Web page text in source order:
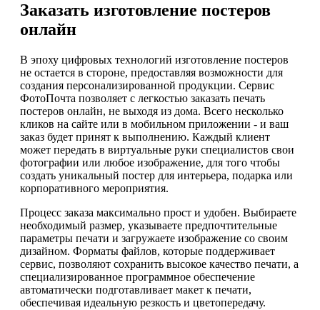
Заказать изготовление постеров
онлайн
В эпоху цифровых технологий изготовление постеров
не остается в стороне, предоставляя возможности для
создания персонализированной продукции. Сервис
ФотоПочта позволяет с легкостью заказать печать
постеров онлайн, не выходя из дома. Всего несколько
кликов на сайте или в мобильном приложении - и ваш
заказ будет принят к выполнению. Каждый клиент
может передать в виртуальные руки специалистов свои
фотографии или любое изображение, для того чтобы
создать уникальный постер для интерьера, подарка или
корпоративного мероприятия.
Процесс заказа максимально прост и удобен. Выбираете
необходимый размер, указываете предпочтительные
параметры печати и загружаете изображение со своим
дизайном. Форматы файлов, которые поддерживает
сервис, позволяют сохранить высокое качество печати, а
специализированное программное обеспечение
автоматически подготавливает макет к печати,
обеспечивая идеальную резкость и цветопередачу.